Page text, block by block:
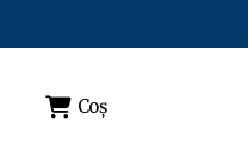
Coș